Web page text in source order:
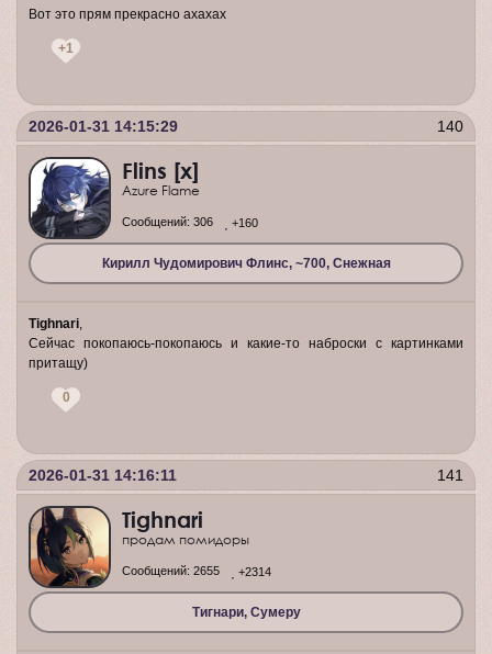
Вот это прям прекрасно ахахах
+1
140
2026-01-31 14:15:29
Flins [x]
Azure Flame
Кирилл Чудомирович Флинс, ~700, Снежная
Сообщений: 306 +160
Tighnari,
Сейчас покопаюсь-покопаюсь и какие-то наброски с картинками
притащу)
0
141
2026-01-31 14:16:11
Tighnari
продам помидоры
Тигнари, Сумеру
Сообщений: 2655 +2314